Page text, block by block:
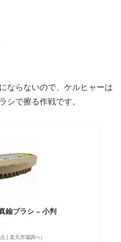
ならないので、ケルヒャーは
シで擦る作戦です。
鍮ブラシ – 小判
| 楽天市場調べ）